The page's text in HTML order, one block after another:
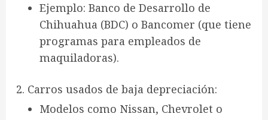
Ejemplo: Banco de Desarrollo de
Chihuahua (BDC) o Bancomer (que tiene
programas para empleados de
maquiladoras).
Carros usados de baja depreciación:
Modelos como Nissan, Chevrolet o